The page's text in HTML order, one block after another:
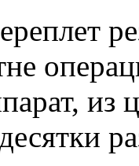
из